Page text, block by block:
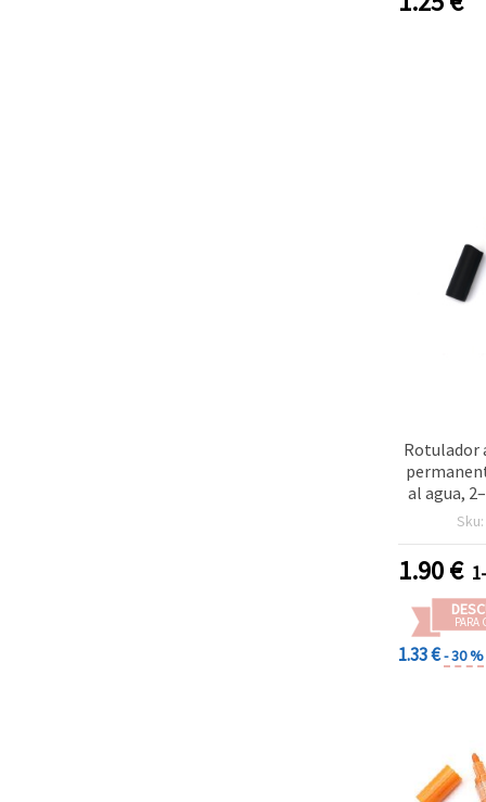
Rotulador
al agua,
paraSku:
1.90€
PARA
1.33 €- 30 %